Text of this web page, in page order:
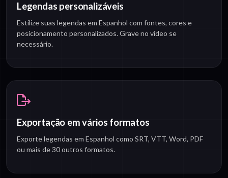
Legendas personalizáveis
Estilize suas legendas em Espanhol com fontes, cores e
posicionamento personalizados. Grave no vídeo se
necessário.
Exportação em vários formatos
Exporte legendas em Espanhol como SRT, VTT, Word, PDF
ou mais de 30 outros formatos.